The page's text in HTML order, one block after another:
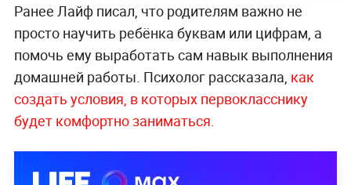
Ранее Лайф писал, что родителям важно не
просто научить ребёнка буквам или цифрам, а
помочь ему выработать сам навык выполнения
домашней работы. Психолог рассказала, как
создать условия, в которых первокласснику
будет комфортно заниматься.